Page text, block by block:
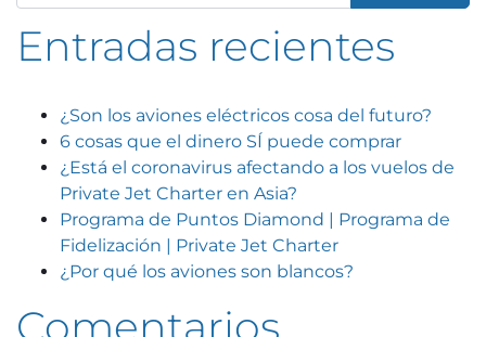
Entradas recientes
¿Son los aviones eléctricos cosa del futuro?
6 cosas que el dinero SÍ puede comprar
¿Está el coronavirus afectando a los vuelos de
Private Jet Charter en Asia?
Programa de Puntos Diamond | Programa de
Fidelización | Private Jet Charter
¿Por qué los aviones son blancos?
Comentarios